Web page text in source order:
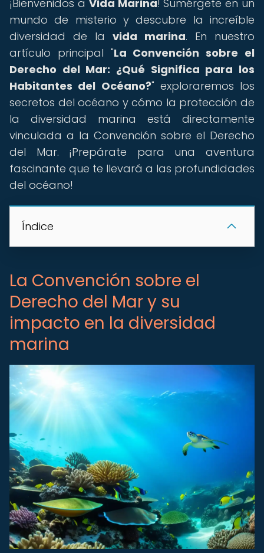
¡Bienvenidos a Vida Marina! Sumérgete en un
mundo de misterio y descubre la increíble
diversidad de la vida marina. En nuestro
artículo principal "La Convención sobre el
Derecho del Mar: ¿Qué Significa para los
Habitantes del Océano?" exploraremos los
secretos del océano y cómo la protección de
la diversidad marina está directamente
vinculada a la Convención sobre el Derecho
del Mar. ¡Prepárate para una aventura
fascinante que te llevará a las profundidades
del océano!
Índice
La Convención sobre el
Derecho del Mar y su
impacto en la diversidad
marina